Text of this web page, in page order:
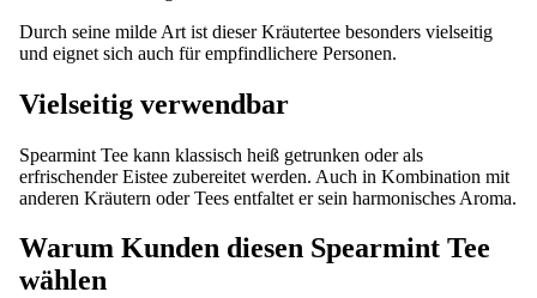
Durch seine milde Art ist dieser Kräutertee besonders vielseitig
und eignet sich auch für empfindlichere Personen.
Vielseitig verwendbar
Spearmint Tee kann klassisch heiß getrunken oder als
erfrischender Eistee zubereitet werden. Auch in Kombination mit
anderen Kräutern oder Tees entfaltet er sein harmonisches Aroma.
Warum Kunden diesen Spearmint Tee
wählen